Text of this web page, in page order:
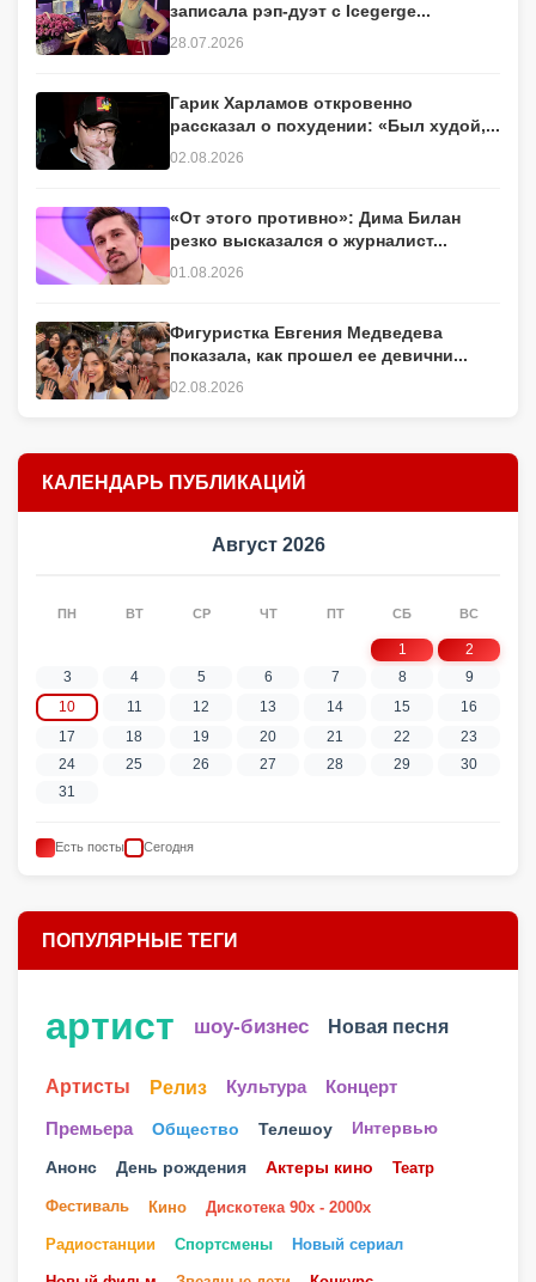
записала рэп-дуэт с Icegerge...
28.07.2026
Гарик Харламов откровенно
рассказал о похудении: «Был худой,...
02.08.2026
«От этого противно»: Дима Билан
резко высказался о журналист...
01.08.2026
Фигуристка Евгения Медведева
показала, как прошел ее девични...
02.08.2026
КАЛЕНДАРЬ ПУБЛИКАЦИЙ
Август 2026
ПН ВТ СР ЧТ ПТ СБ ВС
1
2
3
4 5 6 7 8
9
10
11 12 13 14 15
16
17
18 19 20 21 22
23
24
25 26 27 28 29
30
31
Есть посты Сегодня
ПОПУЛЯРНЫЕ ТЕГИ
артист шоу-бизнес Новая песня
Артисты Релиз Культура Концерт
Премьера Общество Телешоу Интервью
Анонс День рождения Актеры кино Театр
Фестиваль Кино Дискотека 90х - 2000х
Радиостанции Спортсмены Новый сериал